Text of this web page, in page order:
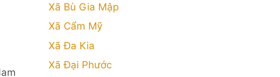
Xã Bù Gia Mập
Xã Cẩm Mỹ
Xã Đa Kia
Xã Đại Phước